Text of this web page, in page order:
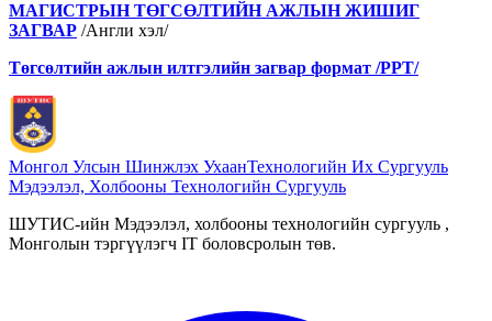
МАГИСТРЫН ТӨГСӨЛТИЙН АЖЛЫН ЖИШИГ
ЗАГВАР /Англи хэл/
Төгсөлтийн ажлын илтгэлийн загвар формат /PPT/
Монгол Улсын Шинжлэх УхаанТехнологийн Их Сургууль
Мэдээлэл, Холбооны Технологийн Сургууль
ШУТИС-ийн Мэдээлэл, холбооны технологийн сургууль ,
Монголын тэргүүлэгч IT боловсролын төв.